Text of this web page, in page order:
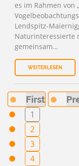
es im Rahmen von
Lendspitz-
Naturinteressierte
gemeinsam…
WEITERLESEN
First
1
2
3
4